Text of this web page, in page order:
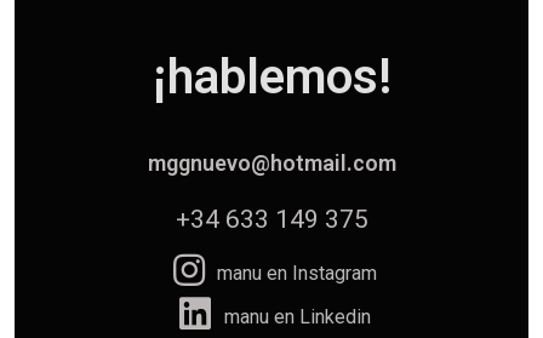
¡hablemos!
mggnuevo@hotmail.com
+34 633 149 375
manu en Instagram
manu en Linkedin